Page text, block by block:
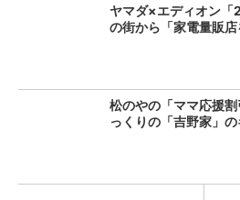
ヤマダ×エディオン「
の街から「家電量販
松のやの「ママ応援
っくりの「吉野家」